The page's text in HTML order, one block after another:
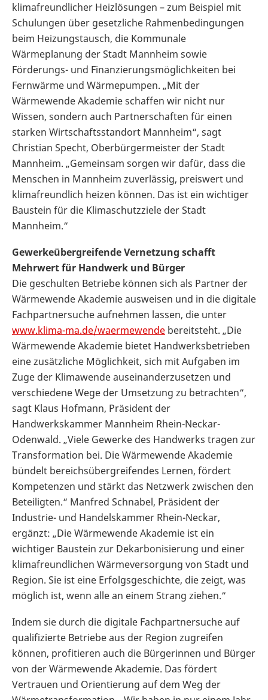
klimafreundlicher Heizlösungen – zum Beispiel mit
Schulungen über gesetzliche Rahmenbedingungen
beim Heizungstausch, die Kommunale
Wärmeplanung der Stadt Mannheim sowie
Förderungs- und Finanzierungsmöglichkeiten bei
Fernwärme und Wärmepumpen. „Mit der
Wärmewende Akademie schaffen wir nicht nur
Wissen, sondern auch Partnerschaften für einen
starken Wirtschaftsstandort Mannheim“, sagt
Christian Specht, Oberbürgermeister der Stadt
Mannheim. „Gemeinsam sorgen wir dafür, dass die
Menschen in Mannheim zuverlässig, preiswert und
klimafreundlich heizen können. Das ist ein wichtiger
Baustein für die Klimaschutzziele der Stadt
Mannheim.“
Gewerkeübergreifende Vernetzung schafft
Mehrwert für Handwerk und Bürger
Die geschulten Betriebe können sich als Partner der
Wärmewende Akademie ausweisen und in die digitale
Fachpartnersuche aufnehmen lassen, die unter
www.klima-ma.de/waermewende bereitsteht. „Die
Wärmewende Akademie bietet Handwerksbetrieben
eine zusätzliche Möglichkeit, sich mit Aufgaben im
Zuge der Klimawende auseinanderzusetzen und
verschiedene Wege der Umsetzung zu betrachten“,
sagt Klaus Hofmann, Präsident der
Handwerkskammer Mannheim Rhein-Neckar-
Odenwald. „Viele Gewerke des Handwerks tragen zur
Transformation bei. Die Wärmewende Akademie
bündelt bereichsübergreifendes Lernen, fördert
Kompetenzen und stärkt das Netzwerk zwischen den
Beteiligten.“ Manfred Schnabel, Präsident der
Industrie- und Handelskammer Rhein-Neckar,
ergänzt: „Die Wärmewende Akademie ist ein
wichtiger Baustein zur Dekarbonisierung und einer
klimafreundlichen Wärmeversorgung von Stadt und
Region. Sie ist eine Erfolgsgeschichte, die zeigt, was
möglich ist, wenn alle an einem Strang ziehen.“
Indem sie durch die digitale Fachpartnersuche auf
qualifizierte Betriebe aus der Region zugreifen
können, profitieren auch die Bürgerinnen und Bürger
von der Wärmewende Akademie. Das fördert
Vertrauen und Orientierung auf dem Weg der